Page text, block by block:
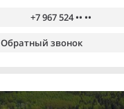
+7 967 524 •• ••
Обратный звонок